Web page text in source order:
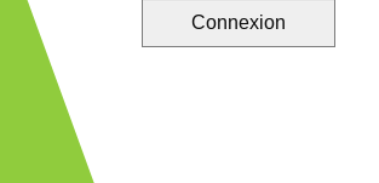
Connexion